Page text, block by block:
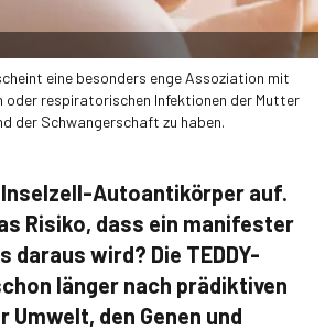
eine besonders enge Assoziation mit
respiratorischen Infektionen der Mutter
der Schwangerschaft zu haben.
Inselzell-Autoantikörper auf.
Risiko, dass ein manifester
daraus wird? Die TEDDY-
länger nach prädiktiven
Umwelt, den Genen und